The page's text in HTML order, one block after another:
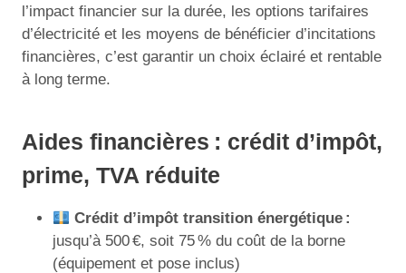
l’impact financier sur la durée, les options tarifaires
d’électricité et les moyens de bénéficier d’incitations
financières, c’est garantir un choix éclairé et rentable
à long terme.
Aides financières : crédit d’impôt,
prime, TVA réduite
Crédit d’impôt transition énergétique :
jusqu’à 500 €, soit 75 % du coût de la borne
(équipement et pose inclus)